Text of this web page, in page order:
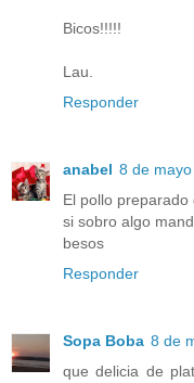
Bicos!!!!!
Lau.
Responder
anabel 8 de
El pollo
si sobro algo
besos
Responder
Sopa Boba 8 de
que delicia de